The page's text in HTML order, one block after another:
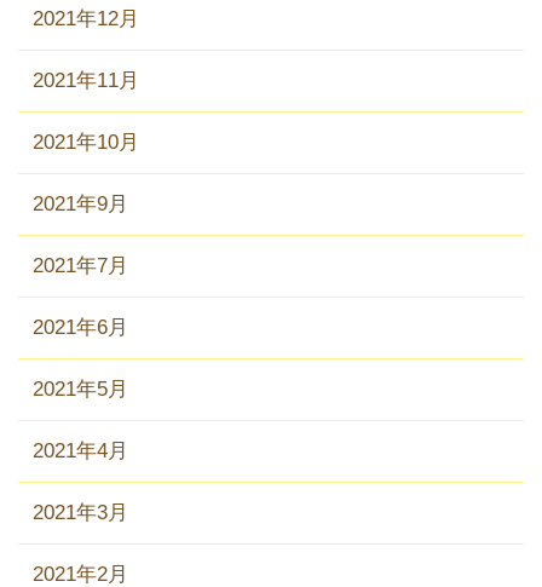
2021年12月
2021年11月
2021年10月
2021年9月
2021年7月
2021年6月
2021年5月
2021年4月
2021年3月
2021年2月